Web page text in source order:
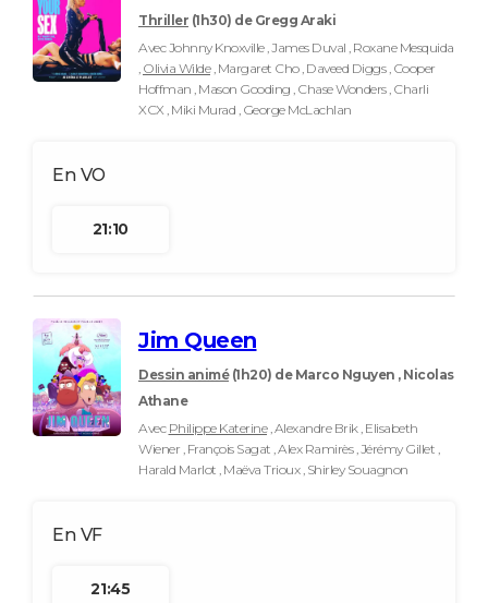
Thriller (1h30) de Gregg Araki
Avec Johnny Knoxville , James Duval , Roxane Mesquida
, Olivia Wilde, Margaret Cho , Daveed Diggs , Cooper
Hoffman , Mason Gooding , Chase Wonders , Charli
XCX , Miki Murad , George McLachlan
21:10
Jim Queen
Dessin animé (1h20) de Marco Nguyen , Nicolas
Athane
Avec Philippe Katerine, Alexandre Brik , Elisabeth
Wiener , François Sagat , Alex Ramirès , Jérémy Gillet ,
Harald Marlot , Maëva Trioux , Shirley Souagnon
21:45